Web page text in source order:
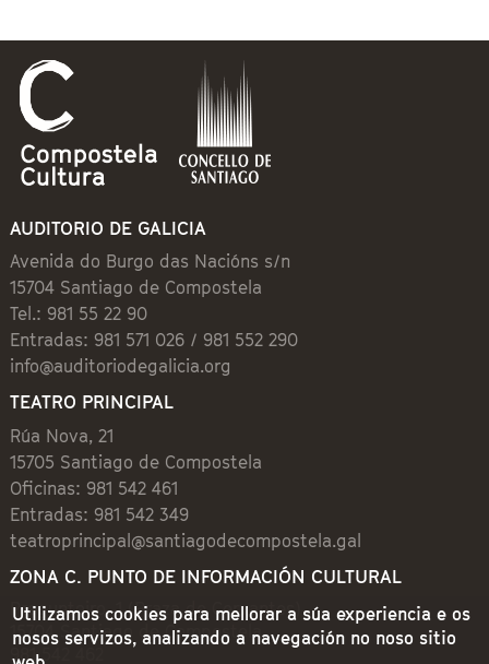
AUDITORIO DE GALICIA
Avenida do Burgo das Nacións s/n
15704 Santiago de Compostela
Tel.: 981 55 22 90
Entradas: 981 571 026 / 981 552 290
info@auditoriodegalicia.org
TEATRO PRINCIPAL
Rúa Nova, 21
15705 Santiago de Compostela
Oficinas: 981 542 461
Entradas: 981 542 349
teatroprincipal@santiagodecompostela.gal
ZONA C. PUNTO DE INFORMACIÓN CULTURAL
Preguntoiro, 1 (Praza de Cervantes)
15704 Santiago de Compostela
981 542 462
Utilizamos cookies para mellorar a súa experiencia e os
nosos servizos, analizando a navegación no noso sitio